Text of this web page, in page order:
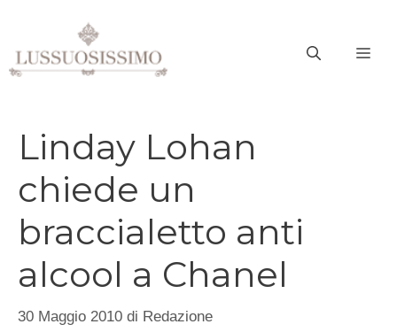
contenuto
Linday Lohan
chiede un
braccialetto anti
alcool a Chanel
30 Maggio 2010 di Redazione